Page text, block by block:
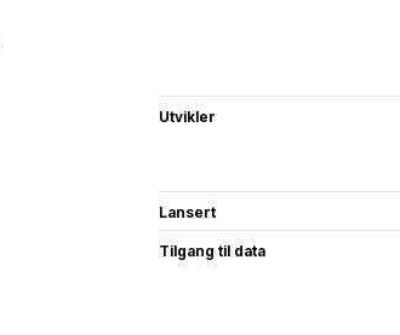
Utvikler
Lansert
Tilgang til data